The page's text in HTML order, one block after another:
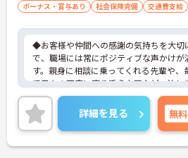
ボーナス・賞与あり
社会保険完備 交通費支給
◆お客様や仲間への感謝の気持ちを大切
で、職場には常にポジティブな声かけが
す。親身に相談に乗ってくれる先輩や、
で日々の不安に寄り添う上司など、決し
にさせないフォロー体制が万全。心理的
く、中途入社でも自然と馴染める職場で
◆無資格からでもプロフェッショナルを
「資格取得支援制度」を完備しています
修から国家資格である介護福祉士まで、
詳細を見る 無料